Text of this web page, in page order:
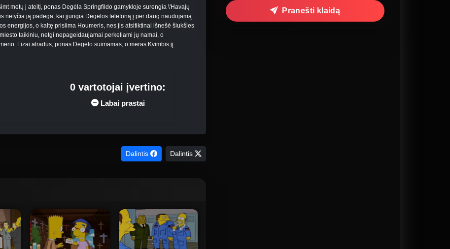
metų į ateitį, ponas Degėla Springfildo gamykloje surengia \'Havajų
netyčia ją padega, kai įjungia Degėlos telefoną į per daug naudojamą
energijos, o kaltę prisiima Houmeris, nes jis atsitiktinai išnešė šiukšles
taikiniu, netgi nepageidaujamai perkeliami jų namai, o
Lizai atradus, ponas Degėlo suimamas, o meras Kvimbis jį
0 vartotojai įvertino:
Labai prastai
Dalintis Dalintis
Pranešti klaidą